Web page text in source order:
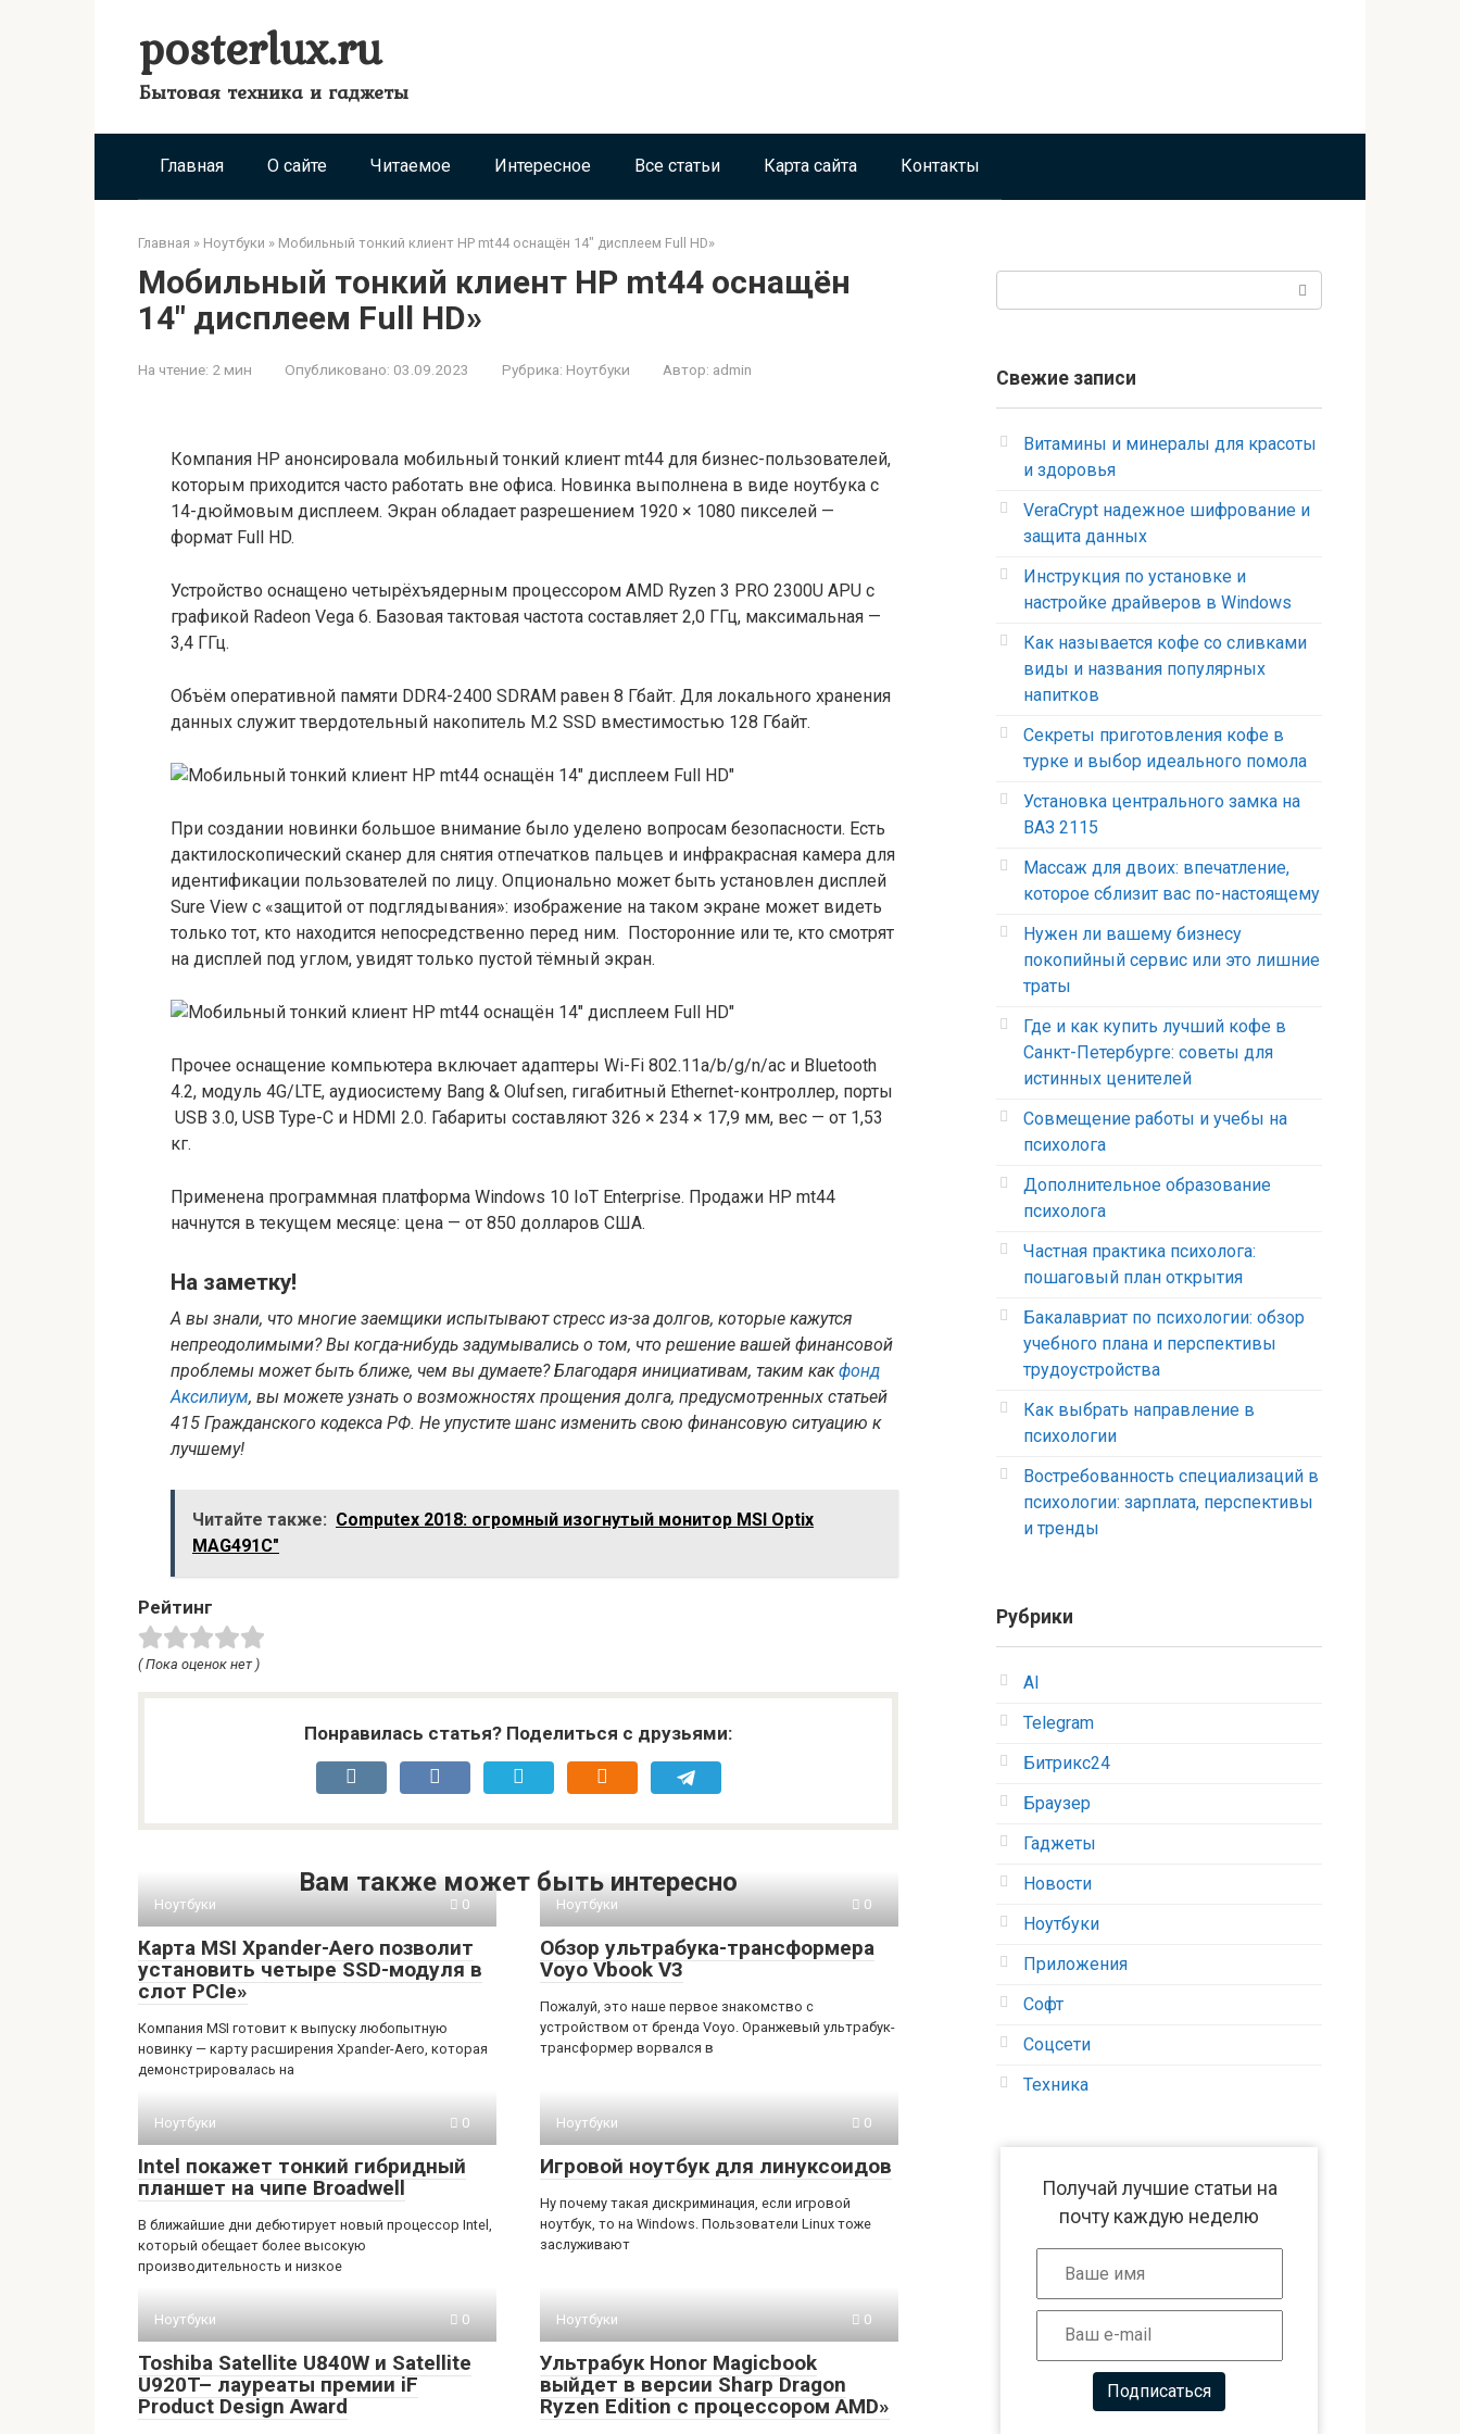
posterlux.ru
Бытовая техника и гаджеты
Главная О сайте Читаемое Интересное Все статьи Карта сайта Контакты
Главная » Ноутбуки » Мобильный тонкий клиент HP mt44 оснащён 14″ дисплеем Full HD»
Мобильный тонкий клиент HP mt44 оснащён
14″ дисплеем Full HD»
На чтение: 2 мин Опубликовано: 03.09.2023 Рубрика: Ноутбуки Автор: admin
Компания HP анонсировала мобильный тонкий клиент mt44 для бизнес-пользователей,
которым приходится часто работать вне офиса. Новинка выполнена в виде ноутбука с
14-дюймовым дисплеем. Экран обладает разрешением 1920 × 1080 пикселей —
формат Full HD.
Устройство оснащено четырёхъядерным процессором AMD Ryzen 3 PRO 2300U APU с
графикой Radeon Vega 6. Базовая тактовая частота составляет 2,0 ГГц, максимальная —
3,4 ГГц.
Объём оперативной памяти DDR4-2400 SDRAM равен 8 Гбайт. Для локального хранения
данных служит твердотельный накопитель M.2 SSD вместимостью 128 Гбайт.
При создании новинки большое внимание было уделено вопросам безопасности. Есть
дактилоскопический сканер для снятия отпечатков пальцев и инфракрасная камера для
идентификации пользователей по лицу. Опционально может быть установлен дисплей
Sure View с «защитой от подглядывания»: изображение на таком экране может видеть
только тот, кто находится непосредственно перед ним. Посторонние или те, кто смотрят
на дисплей под углом, увидят только пустой тёмный экран.
Прочее оснащение компьютера включает адаптеры Wi-Fi 802.11a/b/g/n/ac и Bluetooth
4.2, модуль 4G/LTE, аудиосистему Bang & Olufsen, гигабитный Ethernet-контроллер, порты
USB 3.0, USB Type-C и HDMI 2.0. Габариты составляют 326 × 234 × 17,9 мм, вес — от 1,53
кг.
Применена программная платформа Windows 10 IoT Enterprise. Продажи HP mt44
начнутся в текущем месяце: цена — от 850 долларов США.
На заметку!
А вы знали, что многие заемщики испытывают стресс из-за долгов, которые кажутся
непреодолимыми? Вы когда-нибудь задумывались о том, что решение вашей финансовой
проблемы может быть ближе, чем вы думаете? Благодаря инициативам, таким какфонд
Аксилиум, вы можете узнать о возможностях прощения долга, предусмотренных статьей
415 Гражданского кодекса РФ. Не упустите шанс изменить свою финансовую ситуацию к
лучшему!
Читайте также: Computex 2018: огромный изогнутый монитор MSI Optix
MAG491C"
Рейтинг
( Пока оценок нет )
Понравилась статья? Поделиться с друзьями:
Вам также может быть интересно
Ноутбуки 0
Карта MSI Xpander-Aero позволит
установить четыре SSD-модуля в
слот PCIe»
Компания MSI готовит к выпуску любопытную
новинку — карту расширения Xpander-Aero, которая
демонстрировалась на
Ноутбуки 0
Обзор ультрабука-трансформера
Voyo Vbook V3
Пожалуй, это наше первое знакомство с
устройством от бренда Voyo. Оранжевый ультрабук-
трансформер ворвался в
Ноутбуки 0
Intel покажет тонкий гибридный
планшет на чипе Broadwell
В ближайшие дни дебютирует новый процессор Intel,
который обещает более высокую
производительность и низкое
Ноутбуки 0
Игровой ноутбук для линуксоидов
Ну почему такая дискриминация, если игровой
ноутбук, то на Windows. Пользователи Linux тоже
заслуживают
Ноутбуки 0
Toshiba Satellite U840W и Satellite
U920T– лауреаты премии iF
Product Design Award
Ноутбуки 0
Ультрабук Honor Magicbook
выйдет в версии Sharp Dragon
Ryzen Edition с процессором AMD»
Свежие записи
Витамины и минералы для красоты
и здоровья
VeraCrypt надежное шифрование и
защита данных
Инструкция по установке и
настройке драйверов в Windows
Как называется кофе со сливками
виды и названия популярных
напитков
Секреты приготовления кофе в
турке и выбор идеального помола
Установка центрального замка на
ВАЗ 2115
Массаж для двоих: впечатление,
которое сблизит вас по-настоящему
Нужен ли вашему бизнесу
покопийный сервис или это лишние
траты
Где и как купить лучший кофе в
Санкт-Петербурге: советы для
истинных ценителей
Совмещение работы и учебы на
психолога
Дополнительное образование
психолога
Частная практика психолога:
пошаговый план открытия
Бакалавриат по психологии: обзор
учебного плана и перспективы
трудоустройства
Как выбрать направление в
психологии
Востребованность специализаций в
психологии: зарплата, перспективы
и тренды
Рубрики
AI
Telegram
Битрикс24
Браузер
Гаджеты
Новости
Ноутбуки
Приложения
Софт
Соцсети
Техника
Получай лучшие статьи на
почту каждую неделю
Подписаться